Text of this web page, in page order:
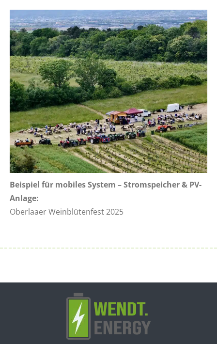
Beispiel für mobiles System – Stromspeicher & PV-
Anlage:
Oberlaaer Weinblütenfest 2025